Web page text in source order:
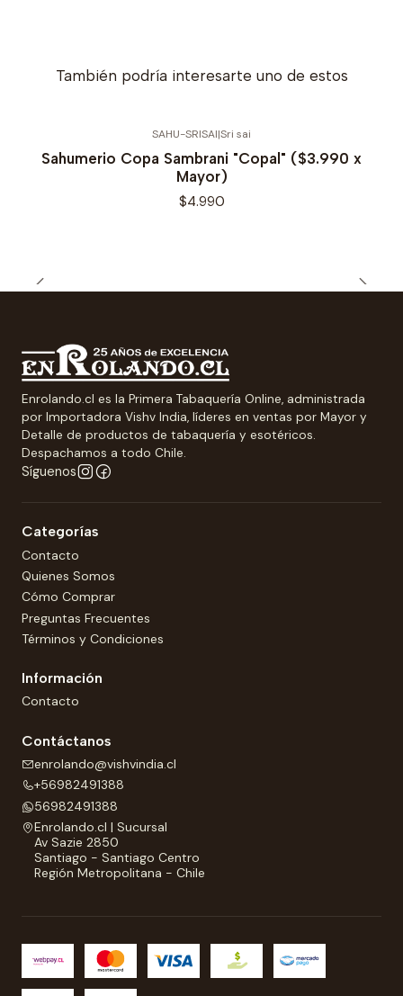
También podría interesarte uno de estos
SAHU-SRISAI|Sri sai
Sahumerio Copa Sambrani "Copal" ($3.990 x
Mayor)
$4.990
Enrolando.cl es la Primera Tabaquería Online, administrada
por Importadora Vishv India, líderes en ventas por Mayor y
Detalle de productos de tabaquería y esotéricos.
Despachamos a todo Chile.
Síguenos
Categorías
Contacto
Quienes Somos
Cómo Comprar
Preguntas Frecuentes
Términos y Condiciones
Información
Contacto
Contáctanos
enrolando@vishvindia.cl
+56982491388
56982491388
Enrolando.cl | Sucursal
Av Sazie 2850
Santiago - Santiago Centro
Región Metropolitana - Chile